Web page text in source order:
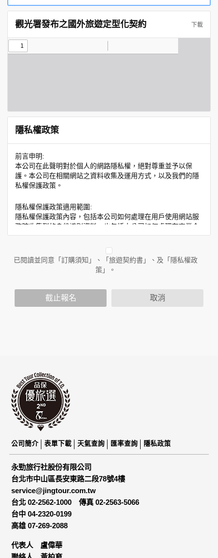
觀光署發布之國外旅遊定型化契約 下載
隱私權政策
前言申明:
本公司在此聲明對於個人的網路隱私權，絕對尊重並予以保
護。本公司在相關網站之資料收集及運用方式，以及我們的隱
私權保護政策。
隱私權保護政策適用範圍:
隱私權保護政策內容，包括本公司如何處理在用戶使用網站服
務時收集到的身份識別資料，也包括本公司如何處理在商業合
作與本公司合作時分享的任何身份識別資料。隱私權保護政策
人員。例如您透過本公司旗下網站上的廣告廠商連結，這些置
放連結的廠商也可能蒐集您個人的資料。對於您主動提供的個
人資訊，這些廣告廠商或連結網站有其個別的隱私權保護政
您個人在本網站上的聊天室或討論區中任意公開個人資料的行
您所提供的姓名、電子郵件地址、聯絡方式及使用時間等。
於一般瀏覽時，伺服器會自行記錄相關行徑，包括您使用連線
設備的 IP 位址、使用時間、使用的瀏覽器、瀏覽及點選資料記
錄等，做為我們增進網站服務的參考依據，此記錄為內部應
用，決不對外公布。
為提供精確的服務，我們會將收集的問卷調查內容進行統計與
分析，分析結果之統計數據或說明文字呈現，除供內部研究
外，我們會視需要公佈統計數據及說明文字，但不涉及特定個
人之資料。
除非取得您的同意或其他法令之特別規定，本網站絕不會將您
的個人資料揭露予第三人或使用於蒐集目的以外之其他用途。
在您於本網站註冊帳號、使用本網站相關產品、服務、活動或
贈獎時，本網站會收集您的個人識別資料，本網站也可以從商
業夥伴處取得個人資料。
當客戶在本網站註冊時，我們會取得您的姓名、電話、住址、
身份證字號、電子郵件、出生日期、性別、行業等相關資料，
當您註冊成功，並登入使用我們的服務後，我們即取得您的資
料。註冊時，本網站取得您的姓名、電話、住址、身份證字
號、電子郵件、出生日期、性別、行業等相關資料，當您註冊
已閱讀並同意「訂購須知」、「旅遊契約書」、及「隱私權政
策」。
截止報名 取消
公司簡介 表單下載 天氣查詢 匯率查詢 隱私政策
永勁旅行社股份有限公司
台北市中山區長安東路二段78號4樓
service@jingtour.com.tw
台北 02-2562-1000 傳真 02-2563-5066
台中 04-2320-0199
高雄 07-269-2088
代表人 盧偉華